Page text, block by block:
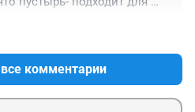
комментарии